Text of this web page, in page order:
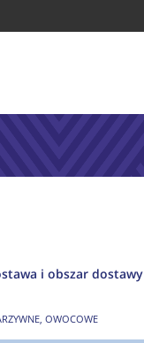
i obszar dostawy
OWOCOWE